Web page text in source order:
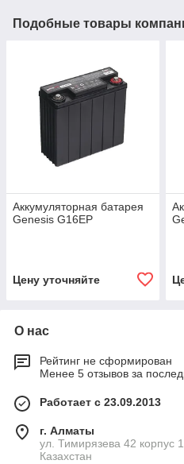
Подобные товары
Аккумуляторная батарея
Genesis G16EP
Цену уточняйте
О нас
Рейтинг не сформирован
Менее 5 отзывов за
Работает с 23.09.2013
г. Алматы
ул. Тимирязева 42
Казахстан